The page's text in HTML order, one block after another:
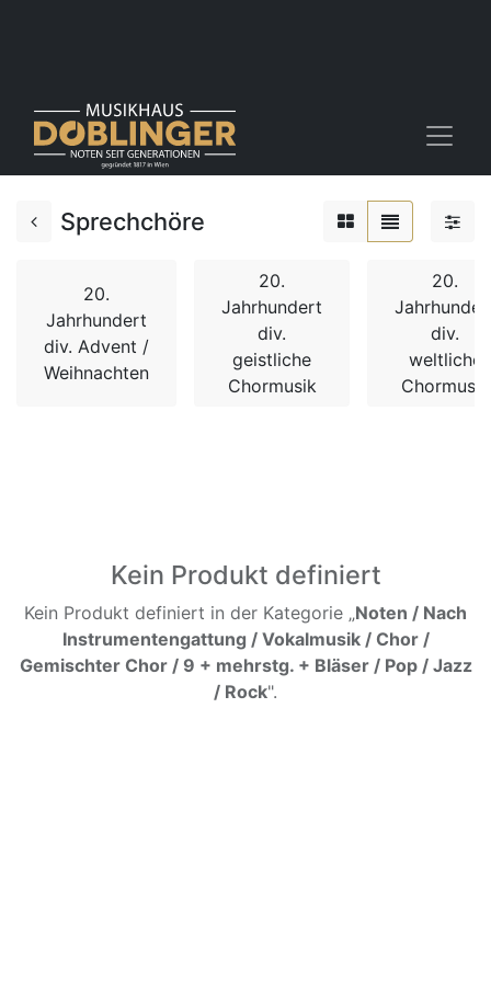
Sprechchöre
20.
Jahrhundert
div. Advent /
Weihnachten
20.
Jahrhundert
div.
geistliche
Chormusik
20.
div.
weltliche
Chormusik
Kein Produkt definiert
Kein Produkt definiert in der Kategorie „Noten / Nach
Instrumentengattung / Vokalmusik / Chor /
Gemischter Chor / 9 + mehrstg. + Bläser / Pop / Jazz
/ Rock".